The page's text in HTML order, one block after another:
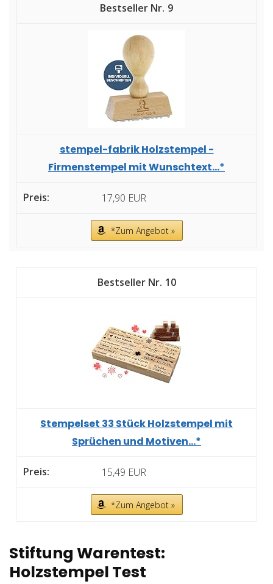
9
stempel-fabrik Holzstempel -
Firmenstempel mit Wunschtext...*
17,90 EUR
*Zum Angebot »
10
Stempelset 33 Stück Holzstempel mit
Sprüchen und Motiven...*
15,49 EUR
*Zum Angebot »
Stiftung Warentest:
Holzstempel Test